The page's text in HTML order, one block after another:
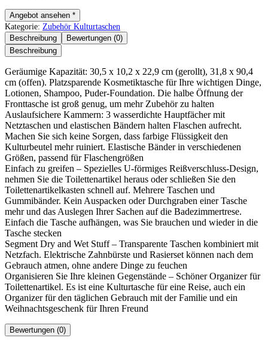
Angebot ansehen *
Kategorie: Zubehör Kulturtaschen
Beschreibung
Bewertungen (0)
Beschreibung
Geräumige Kapazität: 30,5 x 10,2 x 22,9 cm (gerollt), 31,8 x 90,4
cm (offen). Platzsparende Kosmetiktasche für Ihre wichtigen Dinge,
Lotionen, Shampoo, Puder-Foundation. Die halbe Öffnung der
Fronttasche ist groß genug, um mehr Zubehör zu halten
Auslaufsichere Kammern: 3 wasserdichte Hauptfächer mit
Netztaschen und elastischen Bändern halten Flaschen aufrecht.
Machen Sie sich keine Sorgen, dass farbige Flüssigkeit den
Kulturbeutel mehr ruiniert. Elastische Bänder in verschiedenen
Größen, passend für Flaschengrößen
Einfach zu greifen – Spezielles U-förmiges Reißverschluss-Design,
nehmen Sie die Toilettenartikel heraus oder schließen Sie den
Toilettenartikelkasten schnell auf. Mehrere Taschen und
Gummibänder. Kein Auspacken oder Durchgraben einer Tasche
mehr und das Auslegen Ihrer Sachen auf die Badezimmertrese.
Einfach die Tasche aufhängen, was Sie brauchen und wieder in die
Tasche stecken
Segment Dry and Wet Stuff – Transparente Taschen kombiniert mit
Netzfach. Elektrische Zahnbürste und Rasierset können nach dem
Gebrauch atmen, ohne andere Dinge zu feuchen
Organisieren Sie Ihre kleinen Gegenstände – Schöner Organizer für
Toilettenartikel. Es ist eine Kulturtasche für eine Reise, auch ein
Organizer für den täglichen Gebrauch mit der Familie und ein
Weihnachtsgeschenk für Ihren Freund
Bewertungen (0)